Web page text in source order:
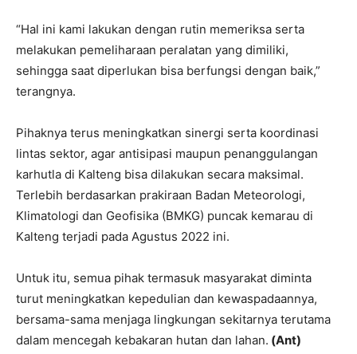
“Hal ini kami lakukan dengan rutin memeriksa serta
melakukan pemeliharaan peralatan yang dimiliki,
sehingga saat diperlukan bisa berfungsi dengan baik,”
terangnya.
Pihaknya terus meningkatkan sinergi serta koordinasi
lintas sektor, agar antisipasi maupun penanggulangan
karhutla di Kalteng bisa dilakukan secara maksimal.
Terlebih berdasarkan prakiraan Badan Meteorologi,
Klimatologi dan Geofisika (BMKG) puncak kemarau di
Kalteng terjadi pada Agustus 2022 ini.
Untuk itu, semua pihak termasuk masyarakat diminta
turut meningkatkan kepedulian dan kewaspadaannya,
bersama-sama menjaga lingkungan sekitarnya terutama
dalam mencegah kebakaran hutan dan lahan. (Ant)